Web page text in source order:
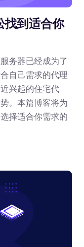
找到适合你
务器已经成为了
自己需求的代理
兴起的住宅代
。本篇博客将为
择适合你需求的